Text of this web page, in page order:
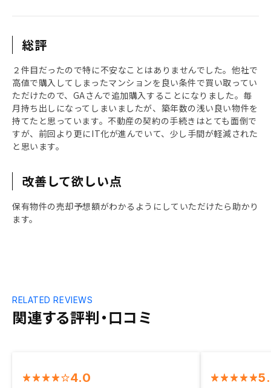
総評
２件目だったので特に不安なことはありませんでした。他社で
高値で購入してしまったマンションを良い条件で買い取ってい
ただけたので、GAさんで追加購入することになりました。毎
月持ち出しになってしまいましたが、築年数の浅い良い物件を
持てたと思っています。不動産の契約の手続きはとても面倒で
すが、前回より更にIT化が進んでいて、少し手間が軽減された
と思います。
改善して欲しい点
保有物件の売却予想額がわかるようにしていただけたら助かり
ます。
関連する評判・口コミ
RELATED REVIEWS
4.0